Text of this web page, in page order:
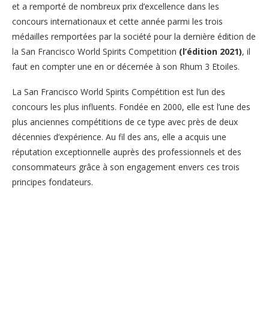
et a remporté de nombreux prix d’excellence dans les
concours internationaux et cette année parmi les trois
médailles remportées par la société pour la dernière édition de
la San Francisco World Spirits Competition (l’édition 2021), il
faut en compter une en or décernée à son Rhum 3 Etoiles.
La San Francisco World Spirits Compétition est l’un des
concours les plus influents. Fondée en 2000, elle est l’une des
plus anciennes compétitions de ce type avec près de deux
décennies d’expérience. Au fil des ans, elle a acquis une
réputation exceptionnelle auprès des professionnels et des
consommateurs grâce à son engagement envers ces trois
principes fondateurs.